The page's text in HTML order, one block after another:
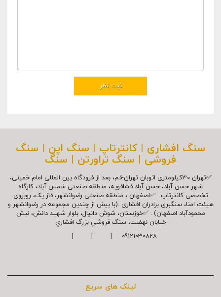
سنگ افشاری | کانترتاپ | سنگ اپن | سنگ
فروشی | سنگ تراورتن | سنگ
✅تهران 30کیلومتری اتوبان تهران-قم، بعد از فرودگاه بین المللی امام خمینی،
شهر حسن آباد، حسن آباد فشافویه، منطقه صنعتی شمس آباد، کارگاه
تخصصی کانترتاپ . ✅اصفهان ، منطقه صنعتی رضوانشهر، فاز یک، روبروی
هیئت امنا، سنگبری برادران افشاری .(با بیش از چندین مجموعه در رضوانشهر و
محمودآباد اصفهان) . ✅خوزستان، شوش دانیال، بلوار شهيد دانش، نبش
خیابان نهضت، سنگ فروشي بزرگ افشاري
09121030828 | | |
لینک های سریع